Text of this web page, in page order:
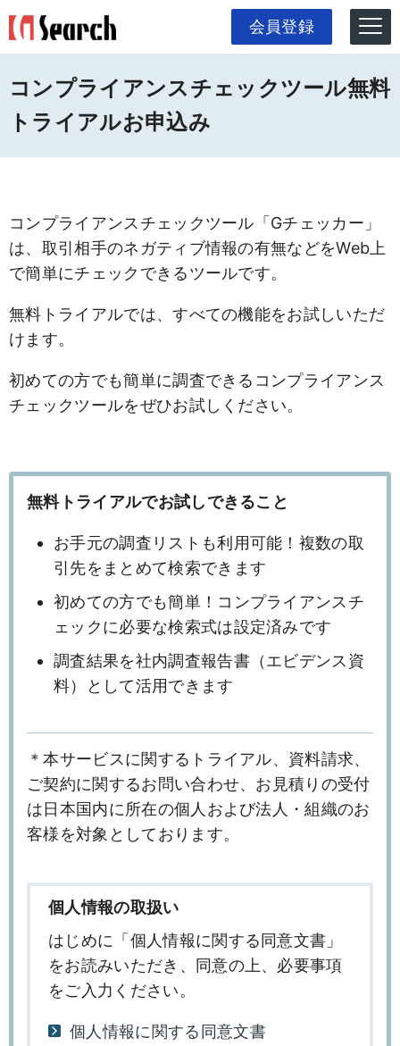
会員登録
コンプライアンスチェックツール無料
トライアルお申込み
コンプライアンスチェックツール「Gチェッカー」
は、取引相手のネガティブ情報の有無などをWeb上
で簡単にチェックできるツールです。
無料トライアルでは、すべての機能をお試しいただ
けます。
初めての方でも簡単に調査できるコンプライアンス
チェックツールをぜひお試しください。
無料トライアルでお試しできること
お手元の調査リストも利用可能！複数の取
引先をまとめて検索できます
初めての方でも簡単！コンプライアンスチ
ェックに必要な検索式は設定済みです
調査結果を社内調査報告書（エビデンス資
料）として活用できます
＊本サービスに関するトライアル、資料請求、
ご契約に関するお問い合わせ、お見積りの受付
は日本国内に所在の個人および法人・組織のお
客様を対象としております。
個人情報の取扱い
はじめに「個人情報に関する同意文書」
をお読みいただき、同意の上、必要事項
をご入力ください。
個人情報に関する同意文書